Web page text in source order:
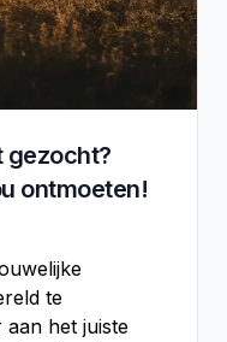
gezocht?
ontmoeten!
te
het juiste